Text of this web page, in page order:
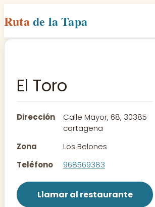
Rutade la Tapa
El Toro
Dirección
Calle Mayor, 68, 30385
cartagena
Zona
Los Belones
Teléfono
968569383
Llamar al restaurante